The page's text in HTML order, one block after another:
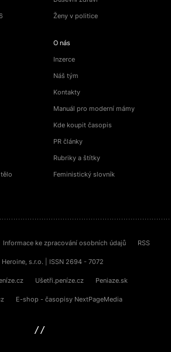
Ženy v politice
O nás
Inzerce
Náš tým
Kontakty
Manuál pro moderní mámy
Kde koupit časopis
PR články
Rubriky a štítky
Feministický slovník
Informace ke zpracování osobních údajů RSS
s.r.o. | ISSN 2694 - 7072
Ušetři.peníze.cz Peniaze.sk
E-shop - časopisy NextPageMedia